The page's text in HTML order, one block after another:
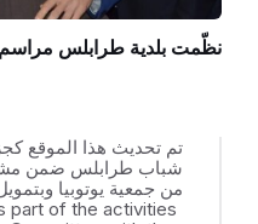
نظّمت بلدية طرابلس مراسم
تم تحديث هذا الموقع
من جمعية يوتوبيا
part of the activities